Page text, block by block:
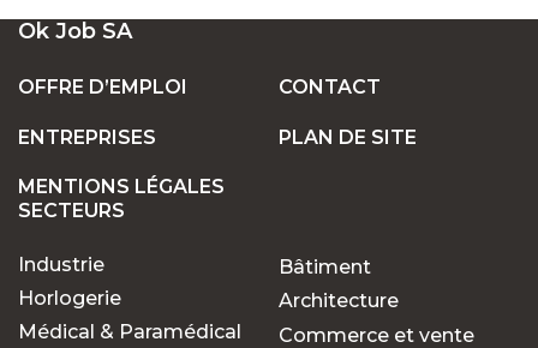
Ok Job SA
OFFRE D’EMPLOI
ENTREPRISES
MENTIONS LÉGALES
CONTACT
PLAN DE SITE
SECTEURS
Industrie
Horlogerie
Médical & Paramédical
Bâtiment
Architecture
Commerce et vente